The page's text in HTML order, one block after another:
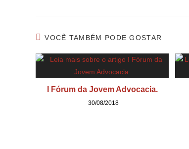
VOCÊ TAMBÉM PODE GOSTAR
I Fórum da Jovem Advocacia.
30/08/2018